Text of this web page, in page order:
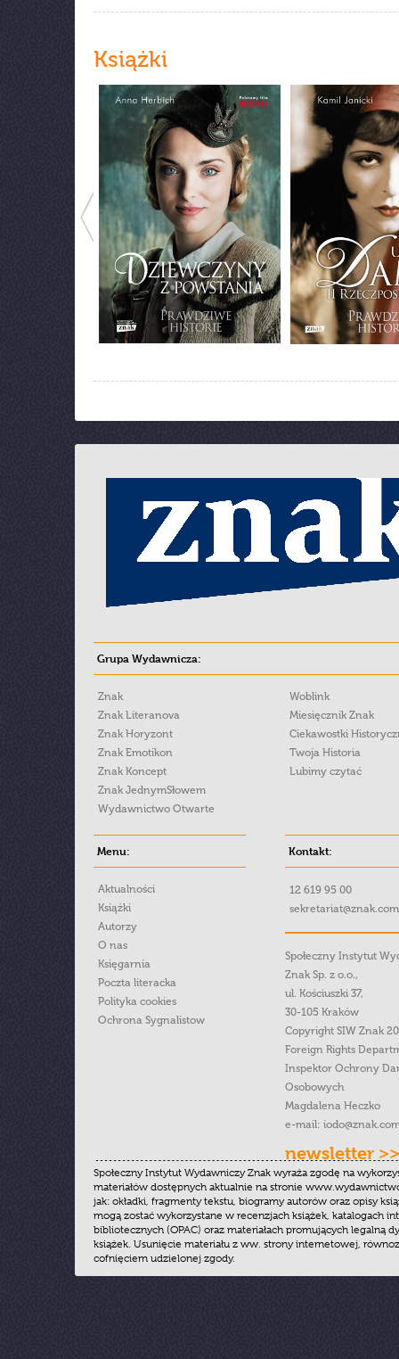
Książki
Grupa Wydawnicza:
Znak
Znak Literanova
Znak Horyzont
Znak Emotikon
Znak Koncept
Znak JednymSłowem
Wydawnictwo Otwarte
Woblink
Miesięcznik Znak
Ciekawostki
Twoja Historia
Lubimy czytać
Menu:
Aktualności
Książki
Autorzy
O nas
Księgarnia
Poczta literacka
Polityka cookies
Ochrona Sygnalistow
Kontakt:
12 619 95 00
Społeczny Instytut
Znak Sp. z o.o.,
ul. Kościuszki 37,
30-105 Kraków
Copyright SIW Znak
Foreign Rights
Inspektor Ochrony
Osobowych
Magdalena Heczko
e-mail:
newsletter >>
Społeczny Instytut Wydawniczy Znak wyraża zgodę na
materiałów dostępnych aktualnie na stronie
jak: okładki, fragmenty tekstu, biogramy autorów oraz opisy
mogą zostać wykorzystane w recenzjach książek, katalogach
bibliotecznych (OPAC) oraz materiałach promujących legalną
książek. Usunięcie materiału z ww. strony internetowej,
cofnięciem udzielonej zgody.